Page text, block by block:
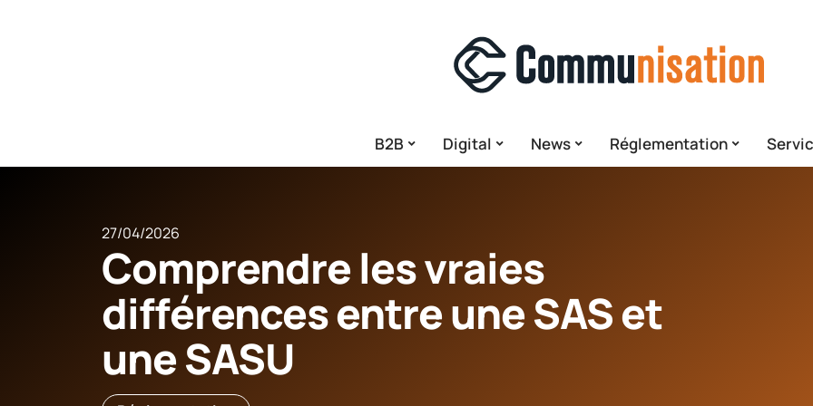
B2B Digital News Réglementation
27/04/2026
Comprendre les vraies
différences entre une SAS et
une SASU